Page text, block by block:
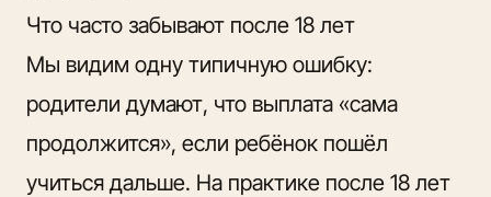
Что часто забывают после 18 лет
Мы видим одну типичную ошибку:
родители думают, что выплата «сама
продолжится», если ребёнок пошёл
учиться дальше. На практике после 18 лет